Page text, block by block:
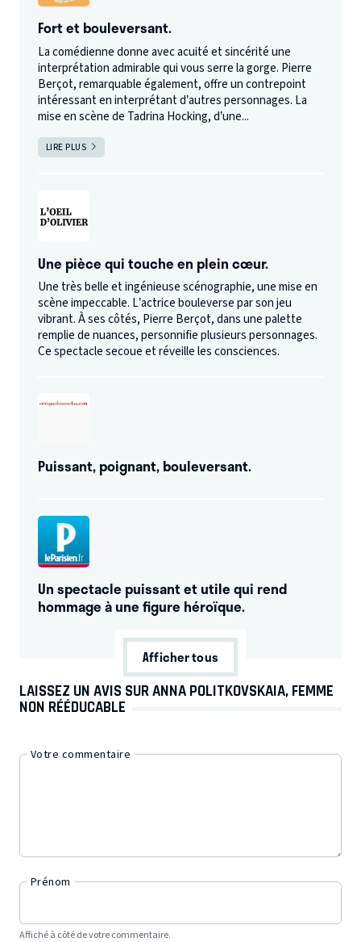
Fort et bouleversant.
La comédienne donne avec acuité et sincérité une
interprétation admirable qui vous serre la gorge. Pierre
Berçot, remarquable également, offre un contrepoint
intéressant en interprétant d’autres personnages. La
mise en scène de Tadrina Hocking, d’une...
LIRE PLUS
Une pièce qui touche en plein cœur.
Une très belle et ingénieuse scénographie, une mise en
scène impeccable. L’actrice bouleverse par son jeu
vibrant. À ses côtés, Pierre Berçot, dans une palette
remplie de nuances, personnifie plusieurs personnages.
Ce spectacle secoue et réveille les consciences.
Puissant, poignant, bouleversant.
Un spectacle puissant et utile qui rend
hommage à une figure héroïque.
Afficher tous
LAISSEZ UN AVIS SUR ANNA POLITKOVSKAIA, FEMME
NON RÉÉDUCABLE
Votre commentaire
Prénom
Affiché à côté de votre commentaire.